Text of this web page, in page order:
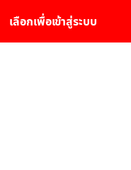
เลือกเพื่อเข้าสู่ระบบ